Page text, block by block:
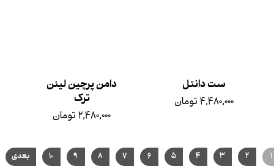
ست دانتل
۴,۴۸۰,۰۰۰ تومان
دامن پرچین لینن
ترک
۲,۴۸۰,۰۰۰ تومان
۱ ۲ ۳ ۴ ۵ ۶ ۷ ۸ ۹ ۱۰ بعدی